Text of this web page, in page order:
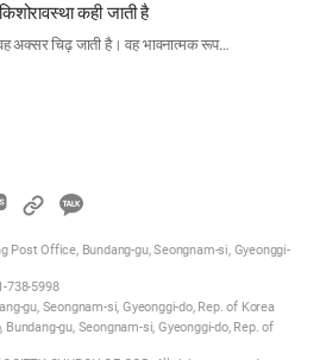
कही जाती है
अक्सर चिढ़ जाती है। वह भावनात्मक रूप…
카
오
톡
공
Post Office, Bundang-gu, Seongnam-si, Gyeonggi-
738-5998
gu, Seongnam-si, Gyeonggi-do, Rep. of Korea
gu, Seongnam-si, Gyeonggi-do, Rep. of